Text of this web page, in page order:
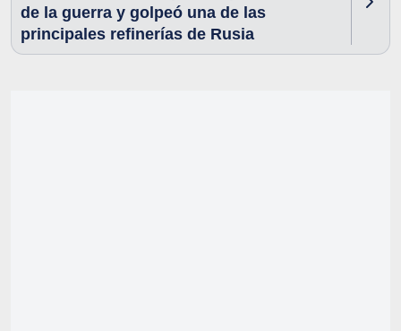
de la guerra y golpeó una de las
principales refinerías de Rusia